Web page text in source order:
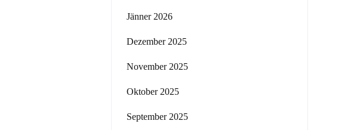
Jänner 2026
Dezember 2025
November 2025
Oktober 2025
September 2025